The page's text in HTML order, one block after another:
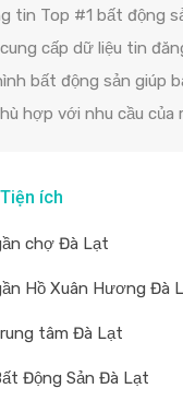
tin Top #1 bất động
cấp dữ liệu tin
bất động sản giúp
hợp với nhu cầu của
ích
chợ Đà Lạt
Hồ Xuân Hương Đà
tâm Đà Lạt
Động Sản Đà Lạt